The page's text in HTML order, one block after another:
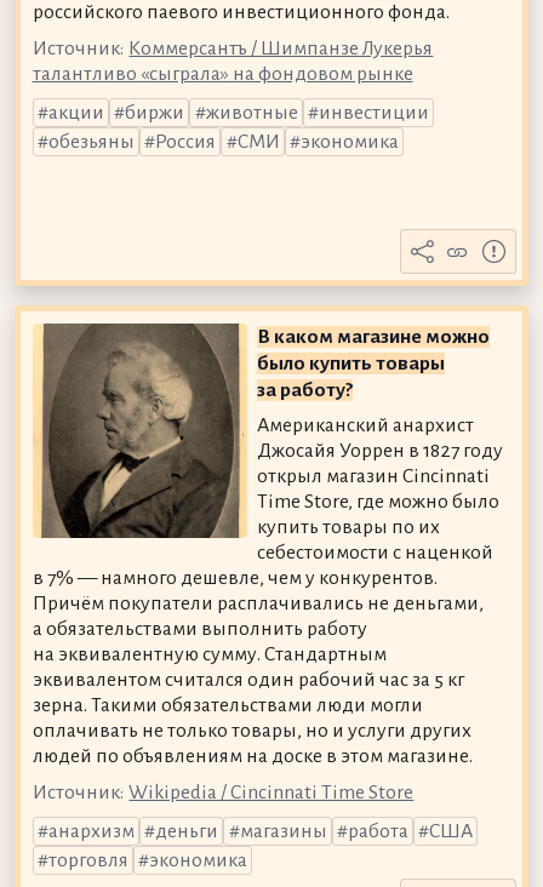
российского паевого инвестиционного фонда.
Источник: Коммерсантъ / Шимпанзе Лукерья
талантливо «сыграла» на фондовом рынке
акции
биржи животные
инвестиции
обезьяны
Россия СМИ экономика
В каком магазине можно
было купить товары
за работу?
Американский анархист
Джосайя Уоррен в 1827 году
открыл магазин Cincinnati
Time Store, где можно было
купить товары по их
себестоимости с наценкой
в 7% — намного дешевле, чем у конкурентов.
Причём покупатели расплачивались не деньгами,
а обязательствами выполнить работу
на эквивалентную сумму. Стандартным
эквивалентом считался один рабочий час за 5 кг
зерна. Такими обязательствами люди могли
оплачивать не только товары, но и услуги других
людей по объявлениям на доске в этом магазине.
Источник: Wikipedia / Cincinnati Time Store
анархизм
деньги магазины работа
США
торговля
экономика